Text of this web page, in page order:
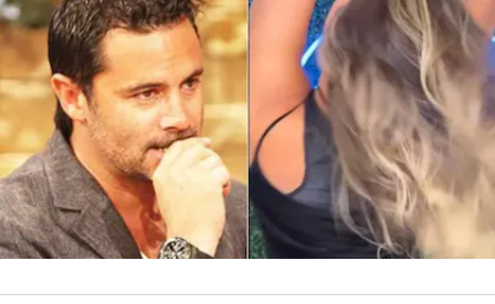
View this post on Instagram